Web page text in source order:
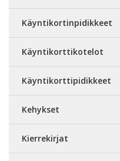
Käyntikortinpidikkeet
Käyntikorttikotelot
Käyntikorttipidikkeet
Kehykset
Kierrekirjat